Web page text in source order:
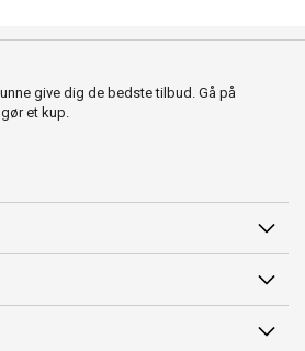
give dig de bedste tilbud. Gå på
et kup.